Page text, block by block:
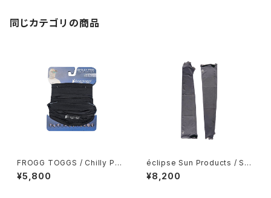
同じカテゴリの商品
FROGG TOGGS / Chilly Pa
d PRO Microfiber Cooling
Gaiter
¥5,800
éclipse Sun Products / Sun
Sleeves
¥8,200